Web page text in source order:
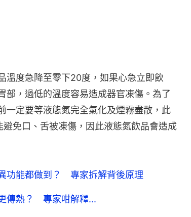
溫度急降至零下20度，如果心急立即飲
部，過低的溫度容易造成器官凍傷。為了
一定要等液態氮完全氣化及煙霧盡散，此
免口、舌被凍傷，因此液態氮飲品會造成
功能都做到？ 專家拆解背後原理
傳熱？ 專家咁解釋...